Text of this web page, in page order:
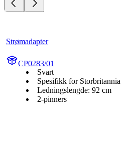
Strømadapter
CP0283/01
Svart
Spesifikk for Storbritannia
Ledningslengde: 92 cm
2-pinners